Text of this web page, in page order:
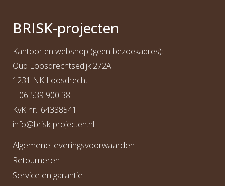
BRISK-projecten
Kantoor en webshop (geen bezoekadres):
Oud Loosdrechtsedijk 272A
1231 NK Loosdrecht
T 06 539 900 38
KvK nr.: 64338541
info@brisk-projecten.nl
Algemene leveringsvoorwaarden
Retourneren
Service en garantie